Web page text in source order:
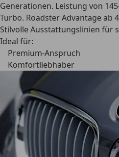
Generationen. Leistung von
Turbo. Roadster Advantage ab
Stilvolle Ausstattungslinien für
Ideal für:
Premium-Anspruch
Komfortliebhaber